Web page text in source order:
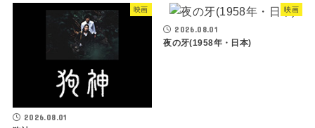
映画
2026.08.01
映画
2026.08.01
夜の牙(1958年・日本)